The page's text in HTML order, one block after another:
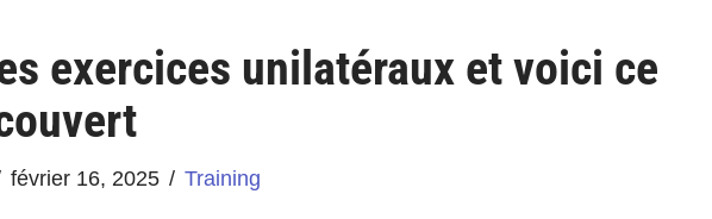
exercices unilatéraux et voici ce
février 16, 2025 Training